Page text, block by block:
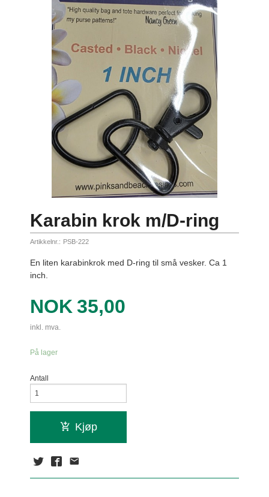
Karabin krok m/D-ring
Artikkelnr.: PSB-222
En liten karabinkrok med D-ring til små vesker. Ca 1
inch.
Pris
NOK 35,00
inkl. mva.
På lager
Antall
Kjøp